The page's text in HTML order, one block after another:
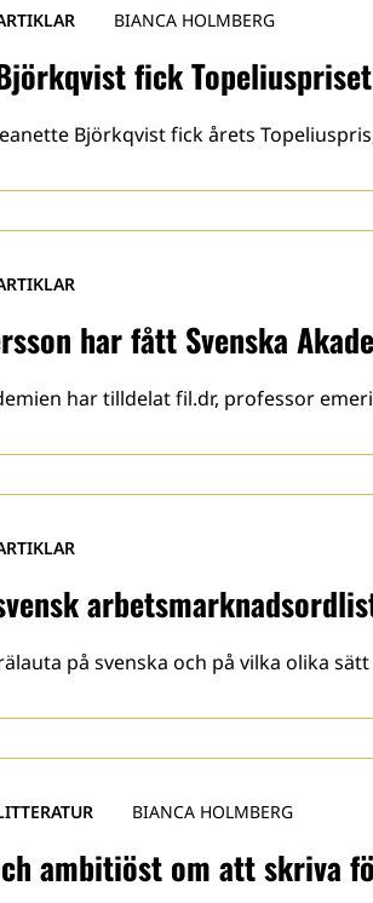
fick Topeliuspriset
BIANCA HOLMBERG
Björkqvist fick årets
har fått Svenska
har tilldelat fil.dr, professor
på svenska och på vilka olika
ambitiöst om att skriva
BIANCA HOLMBERG